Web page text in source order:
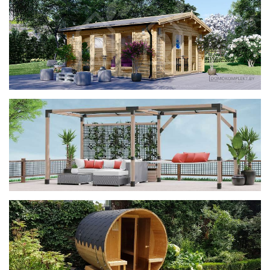
фотогалерея
ДОМИКИ
фотогалерея
Беседки CUBE